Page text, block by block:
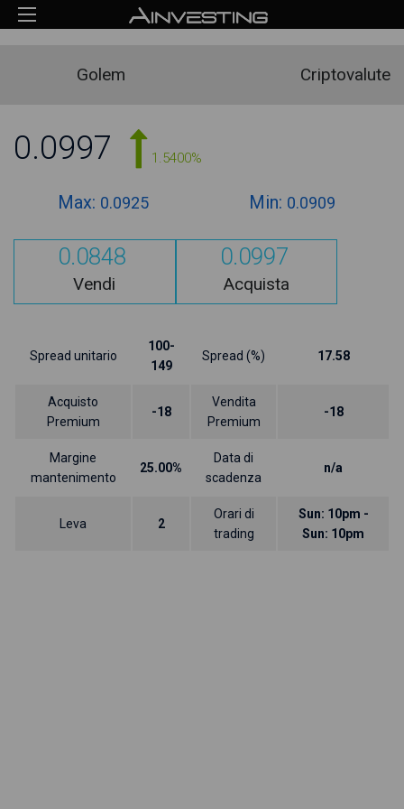
Golem Criptovalute
0.0997 1.5400%
Max: 0.0925 Min: 0.0909
0.0848
Vendi
0.0997
Acquista
Spread unitario
100-
149
Spread (%) 17.58
Acquisto
Premium
-18
Vendita
Premium
-18
Margine
mantenimento
25.00%
Data di
scadenza
n/a
Leva 2
Orari di
trading
Sun: 10pm -
Sun: 10pm